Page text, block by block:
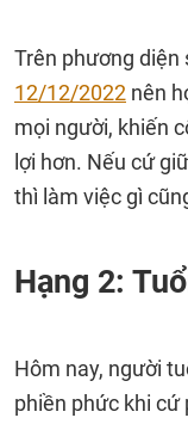
Trên phương diện
12/12/2022 nên
mọi người, khiến
lợi hơn. Nếu cứ
thì làm việc gì
Hạng 2:
Hôm nay, người
phiền phức khi cứ